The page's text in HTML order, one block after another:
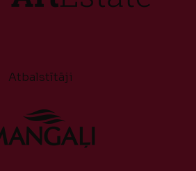
Atbalstītāji